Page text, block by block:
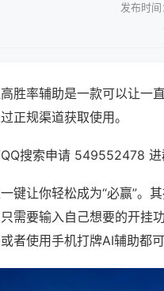
发布时
胜率辅助是一款可以让一
正规渠道获取使用。
搜索申请 549552478 进
键让你轻松成为“必赢”。
需要输入自己想要的开挂
者使用手机打牌AI辅助都可